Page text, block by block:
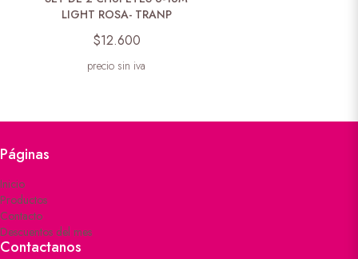
LIGHT ROSA- TRANP
$12.600
precio sin iva
Páginas
Inicio
Productos
Contacto
Descuentos del mes
Contactanos